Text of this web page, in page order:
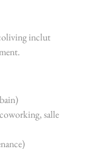
inclut
salle